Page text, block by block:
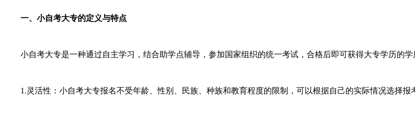
一、小自考大专的定义与特点
小自考大专是一种通过自主学习，结合助学点辅导，参加国家组织的统一考试，合格后即可获得大专学历的学
1.灵活性：小自考大专报名不受年龄、性别、民族、种族和教育程度的限制，可以根据自己的实际情况选择报